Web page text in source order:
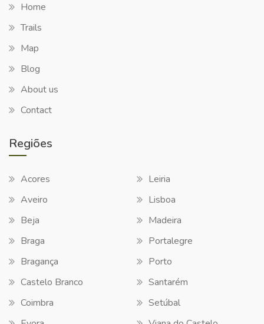
Home
Trails
Map
Blog
About us
Contact
Regiões
Acores
Aveiro
Beja
Braga
Bragança
Castelo Branco
Coimbra
Leiria
Lisboa
Madeira
Portalegre
Porto
Santarém
Setúbal